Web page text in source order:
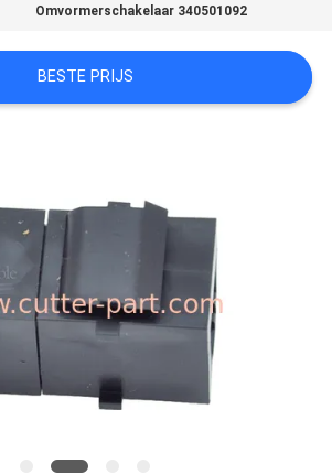
Omvormerschakelaar 340501092
BESTE PRIJS